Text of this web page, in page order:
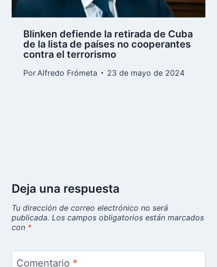
Blinken defiende la retirada de Cuba
de la lista de países no cooperantes
contra el terrorismo
Por Alfredo Frómeta 23 de mayo de 2024
Deja una respuesta
Tu dirección de correo electrónico no será
publicada. Los campos obligatorios están marcados
con *
Comentario *